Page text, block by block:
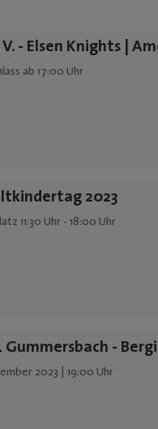
V. - Elsen Knights |
ab 17:00 Uhr
2023
11:30 Uhr - 18:00 Uhr
Gummersbach -
2023 | 19:00 Uhr